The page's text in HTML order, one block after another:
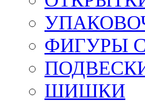
ФИГУРЫ
ШИШКИ